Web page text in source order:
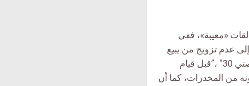
«معيبة»، ففي
عدم تزويج من يبيع
ويمضغ القات، ويقول “محمد مولى خيله” أحد أبناء مدينة “سيئون”، متحدثا لـمنصتي 30″ ،”قبل قيام
من المخدرات، كما أن